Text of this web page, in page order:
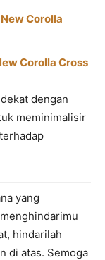
Corolla
Corolla Cross
dengan
meminimalisir
yang
hindarilah
di atas. Semoga